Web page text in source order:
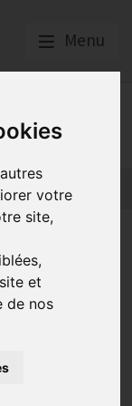
votre
site,
et
de nos
Menu
votre